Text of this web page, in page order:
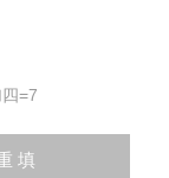
=7